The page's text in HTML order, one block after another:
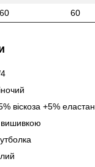
60 60
віскоза +5% еластан